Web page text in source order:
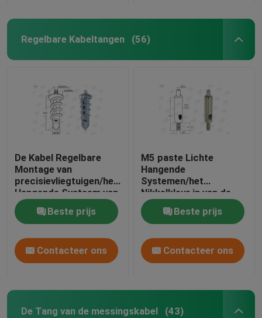
Regelbare Kabeltangen (56)
De Kabel Regelbare
Montage van
precisievliegtuigen/het
Hangende Systeem van
de Draadkabel
Beste prijs
Contacteer ons
M5 paste Lichte
Hangende
Systemen/het
Nikkelkleur in van de
Opschortings Lichte
InrichtingBeste prijs
Contacteer ons
De Tang van de messingskabel (43)